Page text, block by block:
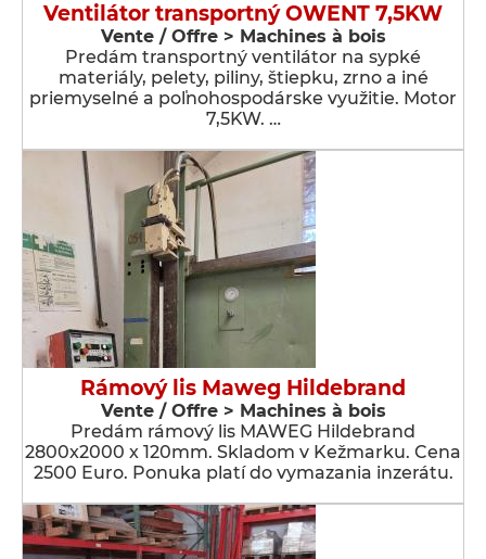
Ventilátor transportný OWENT 7,5KW
Vente / Offre > Machines à bois
Predám transportný ventilátor na sypké
materiály, pelety, piliny, štiepku, zrno a iné
priemyselné a poľnohospodárske využitie. Motor
7,5KW. …
Rámový lis Maweg Hildebrand
Vente / Offre > Machines à bois
Predám rámový lis MAWEG Hildebrand
2800x2000 x 120mm. Skladom v Kežmarku. Cena
2500 Euro. Ponuka platí do vymazania inzerátu.